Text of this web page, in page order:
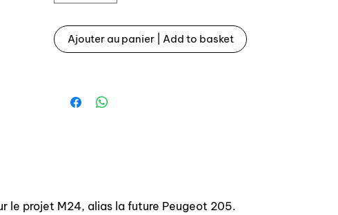
coating protection.
Ajouter au panier | Add to basket
le projet M24, alias la future Peugeot 205.